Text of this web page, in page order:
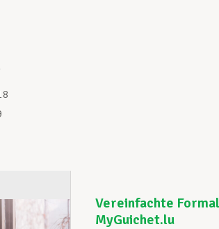
Vereinfachte
MyGuichet.lu